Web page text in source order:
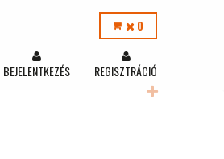
0
BEJELENTKEZÉS REGISZTRÁCIÓ